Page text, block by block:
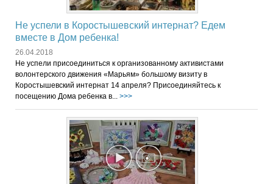
Не успели в Коростышевский интернат? Едем
вместе в Дом ребенка!
26.04.2018
Не успели присоединиться к организованному активистами
волонтерского движения «Марьям» большому визиту в
Коростышевский интернат 14 апреля? Присоединяйтесь к
посещению Дома ребенка в... >>>